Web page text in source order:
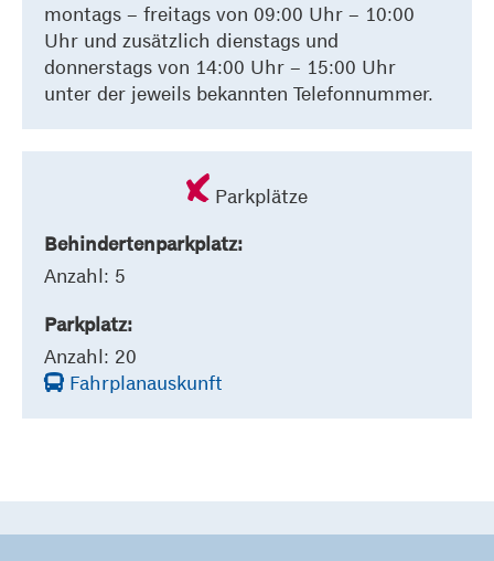
montags – freitags von 09:00 Uhr – 10:00
Uhr und zusätzlich dienstags und
donnerstags von 14:00 Uhr – 15:00 Uhr
unter der jeweils bekannten Telefonnummer.
Parkplätze
Behindertenparkplatz:
Anzahl: 5
Parkplatz:
Anzahl: 20
Fahrplanauskunft